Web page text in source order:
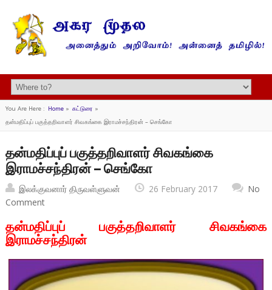
You Are Here : Home» கட்டுரை »
தன்மதிப்புப் பகுத்தறிவாளர் சிவகங்கை இராமச்சந்திரன் – செங்கோ
தன்மதிப்புப் பகுத்தறிவாளர் சிவகங்கை
இராமச்சந்திரன் – செங்கோ
இலக்குவனார் திருவள்ளுவன் 26 February 2017
No
Comment
தன்மதிப்புப் பகுத்தறிவாளர் சிவகங்கை
இராமச்சந்திரன்